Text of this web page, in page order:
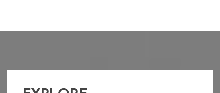
LIBURAN KE